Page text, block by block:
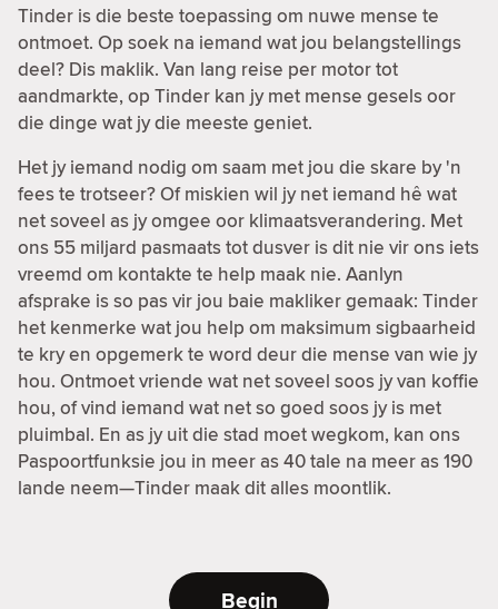
Tinder is die beste toepassing om nuwe mense te
ontmoet. Op soek na iemand wat jou belangstellings
deel? Dis maklik. Van lang reise per motor tot
aandmarkte, op Tinder kan jy met mense gesels oor
die dinge wat jy die meeste geniet.
Het jy iemand nodig om saam met jou die skare by 'n
fees te trotseer? Of miskien wil jy net iemand hê wat
net soveel as jy omgee oor klimaatsverandering. Met
ons 55 miljard pasmaats tot dusver is dit nie vir ons iets
vreemd om kontakte te help maak nie. Aanlyn
afsprake is so pas vir jou baie makliker gemaak: Tinder
het kenmerke wat jou help om maksimum sigbaarheid
te kry en opgemerk te word deur die mense van wie jy
hou. Ontmoet vriende wat net soveel soos jy van koffie
hou, of vind iemand wat net so goed soos jy is met
pluimbal. En as jy uit die stad moet wegkom, kan ons
Paspoortfunksie jou in meer as 40 tale na meer as 190
lande neem—Tinder maak dit alles moontlik.
Begin